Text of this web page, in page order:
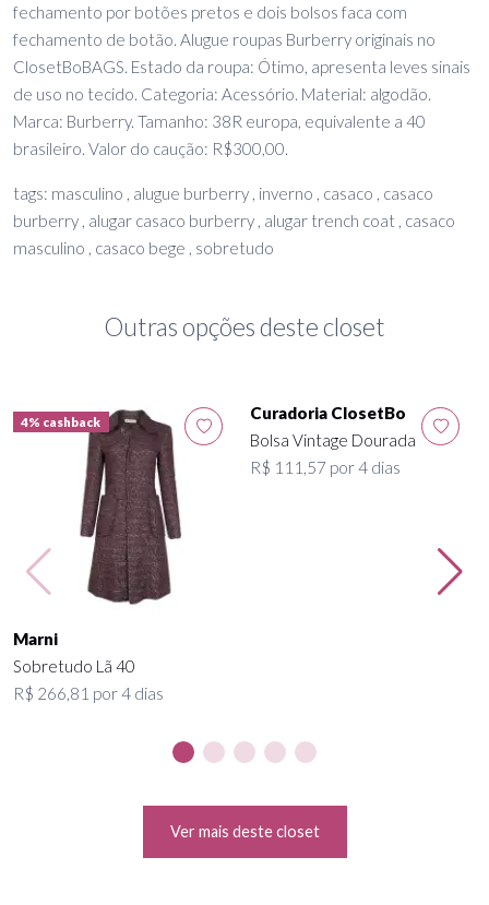
fechamento por botões pretos e dois bolsos faca com
fechamento de botão. Alugue roupas Burberry originais no
ClosetBoBAGS. Estado da roupa: Ótimo, apresenta leves sinais
de uso no tecido. Categoria: Acessório. Material: algodão.
Marca: Burberry. Tamanho: 38R europa, equivalente a 40
brasileiro. Valor do caução: R$300,00.
tags: masculino , alugue burberry , inverno , casaco , casaco
burberry , alugar casaco burberry , alugar trench coat , casaco
masculino , casaco bege , sobretudo
Outras opções deste closet
4% cashback
Marni
Sobretudo Lã 40
R$ 266,81 por 4 dias
Curadoria ClosetBo
Bolsa Vintage Dourada
R$ 111,57 por 4 dias
Ver mais deste closet